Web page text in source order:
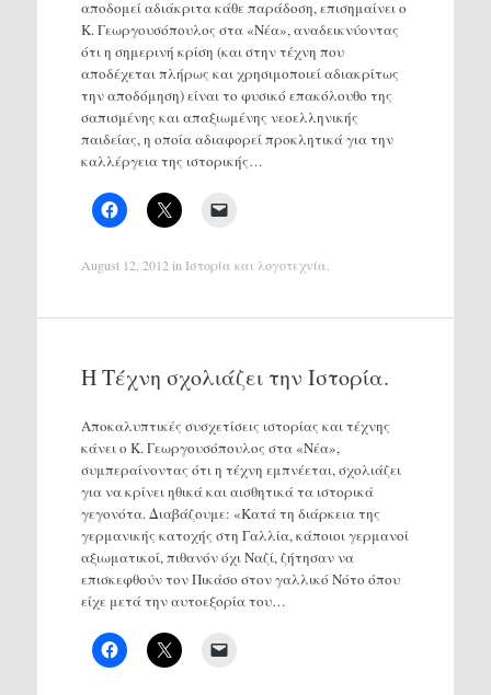
αποδομεί αδιάκριτα κάθε παράδοση, επισημαίνει ο
Κ. Γεωργουσόπουλος στα «Νέα», αναδεικνύοντας
ότι η σημερινή κρίση (και στην τέχνη που
αποδέχεται πλήρως και χρησιμοποιεί αδιακρίτως
την αποδόμηση) είναι το φυσικό επακόλουθο της
σαπισμένης και απαξιωμένης νεοελληνικής
παιδείας, η οποία αδιαφορεί προκλητικά για την
καλλέργεια της ιστορικής…
August 12, 2012 in Ιστορία και λογοτεχνία
Η Tέχνη σχολιάζει την Iστορία.
Αποκαλυπτικές συσχετίσεις ιστορίας και τέχνης
κάνει ο Κ. Γεωργουσόπουλος στα «Νέα»,
συμπεραίνοντας ότι η τέχνη εμπνέεται, σχολιάζει
για να κρίνει ηθικά και αισθητικά τα ιστορικά
γεγονότα. Διαβάζουμε: «Κατά τη διάρκεια της
γερμανικής κατοχής στη Γαλλία, κάποιοι γερμανοί
αξιωματικοί, πιθανόν όχι Ναζί, ζήτησαν να
επισκεφθούν τον Πικάσο στον γαλλικό Νότο όπου
είχε μετά την αυτοεξορία του…